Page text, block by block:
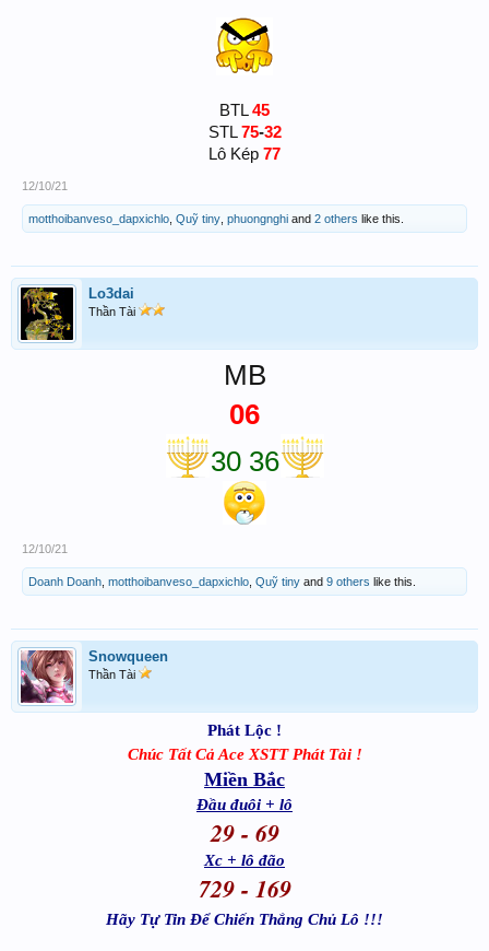
BTL45
STL75-32
Lô Kép 77
12/10/21
motthoibanveso_dapxichlo Quỹ tiny phuongnghi and 2 others like this.
Lo3dai
Thần Tài
MB
06
30 36
12/10/21
Doanh Doanh motthoibanveso_dapxichlo Quỹ tiny and 9 others like this.
Snowqueen
Thần Tài
Phát Lộc !
Chúc Tất Cả Ace XSTT Phát Tài !
Miền Bắc
Đầu đuôi + lô
29 - 69
Xc + lô đão
729 - 169
Hãy Tự Tin Để Chiến Thắng Chủ Lô !!!